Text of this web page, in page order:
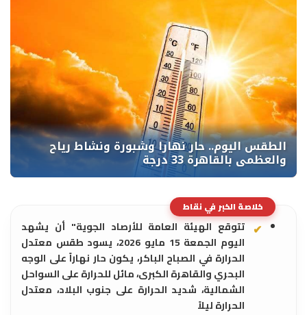
خلاصة الخبر في نقاط
تتوقع الهيئة العامة للأرصاد الجوية" أن يشهد
اليوم الجمعة 15 مايو 2026، ​يسود طقس معتدل
الحرارة في الصباح الباكر، ​يكون حار نهاراً على الوجه
البحري والقاهرة الكبرى، ​مائل للحرارة على السواحل
الشمالية، ​شديد الحرارة على جنوب البلاد، ​معتدل
الحرارة ليلاً